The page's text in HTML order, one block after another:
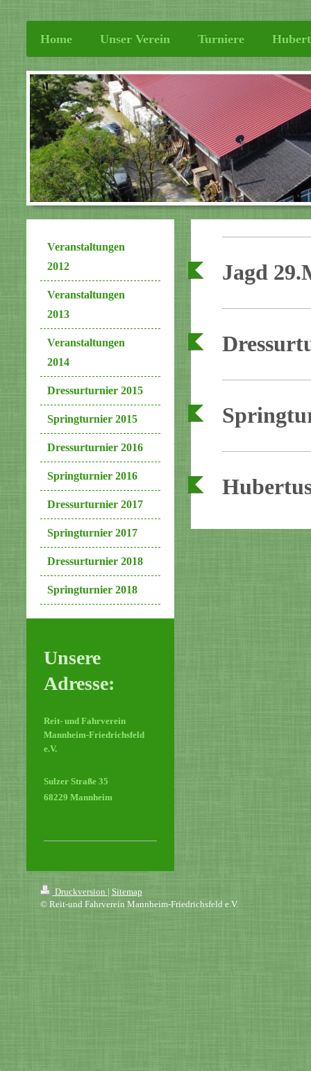
Home Unser Verein Turniere
Jagd
Veranstaltungen
2012
Veranstaltungen
2013
Veranstaltungen
2014
Dressurturnier 2015
Springturnier 2015
Dressurturnier 2016
Springturnier 2016
Dressurturnier 2017
Springturnier 2017
Dressurturnier 2018
Springturnier 2018
Unsere
Adresse:
Reit- und Fahrverein
Mannheim-Friedrichsfeld
e.V.
Sulzer Straße 35
68229 Mannheim
Druckversion | Sitemap
© Reit-und Fahrverein Mannheim-Friedrichsfeld e.V.